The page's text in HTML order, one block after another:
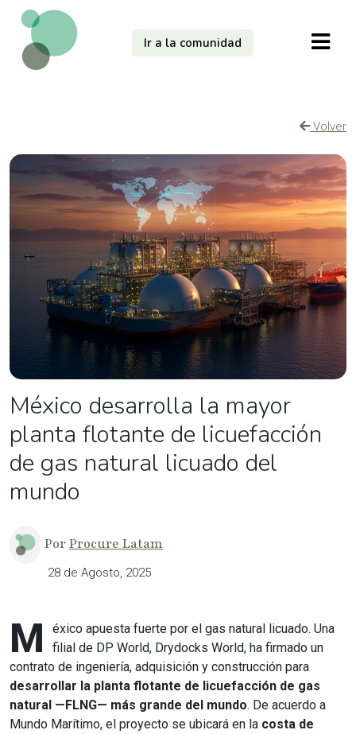
Ir a la comunidad
Volver
México desarrolla la mayor
planta flotante de licuefacción
de gas natural licuado del
mundo
PorProcure Latam
28 de Agosto, 2025
M
éxico apuesta fuerte por el gas natural licuado. Una
filial de DP World, Drydocks World, ha firmado un
contrato de ingeniería, adquisición y construcción para
desarrollar la planta flotante de licuefacción de gas
natural —FLNG— más grande del mundo. De acuerdo a
Mundo Marítimo, el proyecto se ubicará en la costa de